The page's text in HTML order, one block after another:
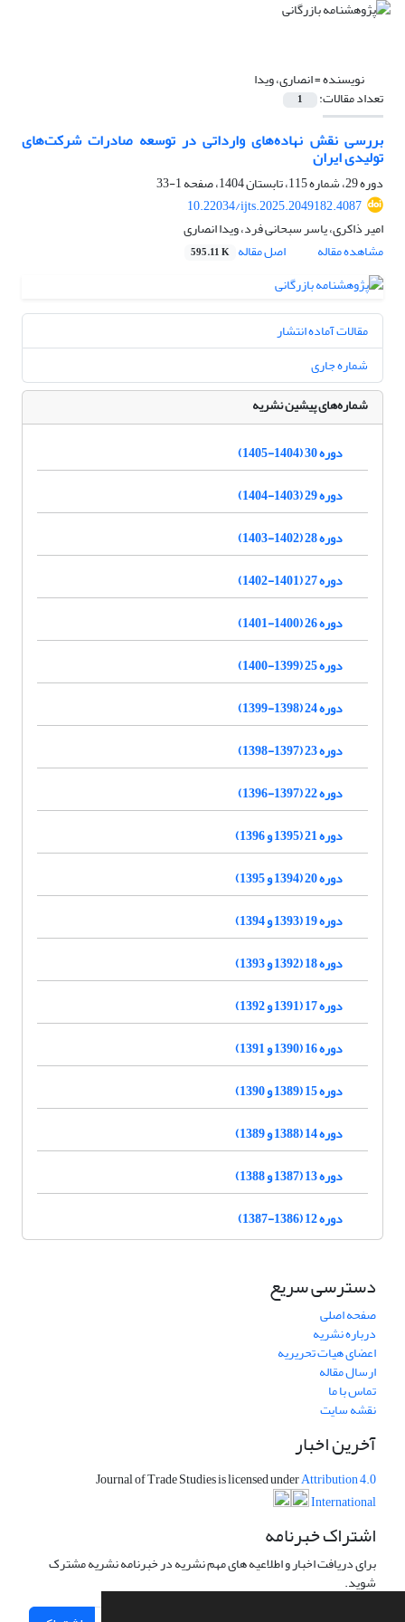
نویسنده =انصاری، ویدا
تعداد مقالات: 1
بررسی نقش نهاده‌های وارداتی در توسعه صادرات شرکت‌های
تولیدی ایران
دوره 29، شماره 115، تابستان 1404، صفحه
1-33
10.22034/ijts.2025.2049182.4087
امیر ذاکری، یاسر سبحانی فرد، ویدا انصاری
مشاهده مقاله
اصل مقاله 595.11 K
مقالات آماده انتشار
شماره جاری
شماره‌های پیشین نشریه
دوره 30 (1404-1405)
دوره 29 (1403-1404)
دوره 28 (1402-1403)
دوره 27 (1401-1402)
دوره 26 (1400-1401)
دوره 25 (1399-1400)
دوره 24 (1398-1399)
دوره 23 (1397-1398)
دوره 22 (1397-1396)
دوره 21 (1395 و 1396)
دوره 20 (1394 و 1395)
دوره 19 (1393 و 1394)
دوره 18 (1392 و 1393)
دوره 17 (1391 و 1392)
دوره 16 (1390 و 1391)
دوره 15 (1389 و 1390)
دوره 14 (1388 و 1389)
دوره 13 (1387 و 1388)
دوره 12 (1386-1387)
دسترسی سریع
صفحه اصلی
درباره نشریه
اعضای هیات تحریریه
ارسال مقاله
تماس با ما
نقشه سایت
آخرین اخبار
Journal of Trade Studies is licensed underAttribution 4.0
International
اشتراک خبرنامه
برای دریافت اخبار و اطلاعیه های مهم نشریه در خبرنامه نشریه مشترک
شوید.